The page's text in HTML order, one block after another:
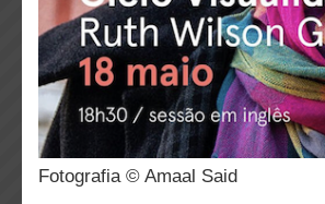
Fotografia © Amaal Said